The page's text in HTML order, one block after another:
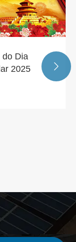
do Dia
2025
